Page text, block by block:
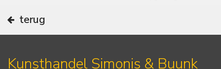
terug
Kunsthandel Simonis & Buunk